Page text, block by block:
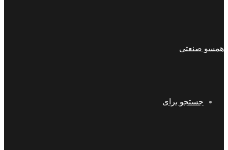
همسو صنعتی
جستجو برای